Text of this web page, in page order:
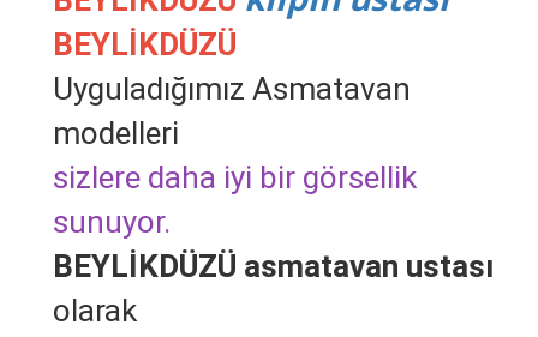
BEYLİKDÜZÜ
Uyguladığımız Asmatavan
modelleri
sizlere daha iyi bir görsellik
sunuyor.
BEYLİKDÜZÜ asmatavan ustası
olarak